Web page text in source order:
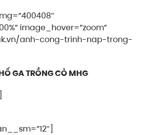
image_hover=”zoom”
anh-cong-trinh-nap-trong-
GA TRỒNG CỎ MHG